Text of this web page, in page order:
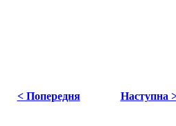
< Попередня Наступна